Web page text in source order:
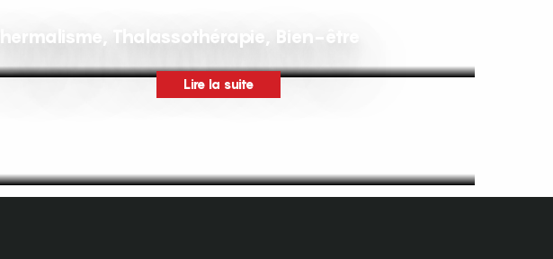
Thermalisme, Thalassothérapie, Bien-être
Lire la suite